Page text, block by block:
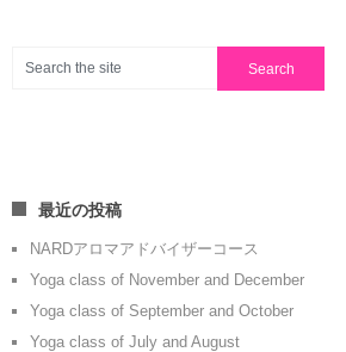
最近の投稿
NARDアロマアドバイザーコース
Yoga class of November and December
Yoga class of September and October
Yoga class of July and August